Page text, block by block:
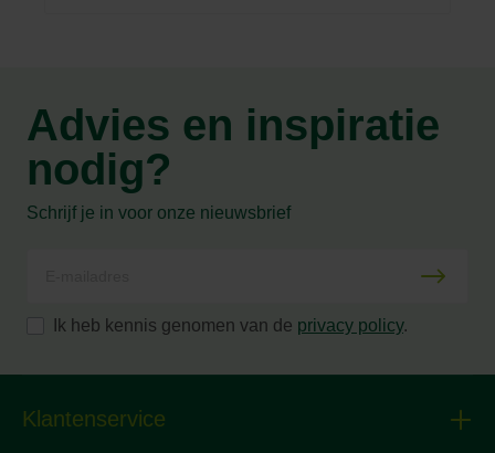
Advies en inspiratie
nodig?
Schrijf je in voor onze nieuwsbrief
Ik heb kennis genomen van de privacy policy.
Klantenservice